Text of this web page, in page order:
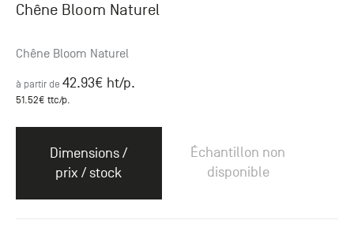
Chêne Bloom Naturel
Chêne Bloom Naturel
à partir de 42.93€ ht/p.
51.52€ ttc/p.
Dimensions /
prix / stock
Échantillon non
disponible